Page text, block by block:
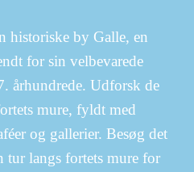
historiske by Galle, en
for sin velbevarede
århundrede. Udforsk de
mure, fyldt med
og gallerier. Besøg det
tur langs fortets mure for